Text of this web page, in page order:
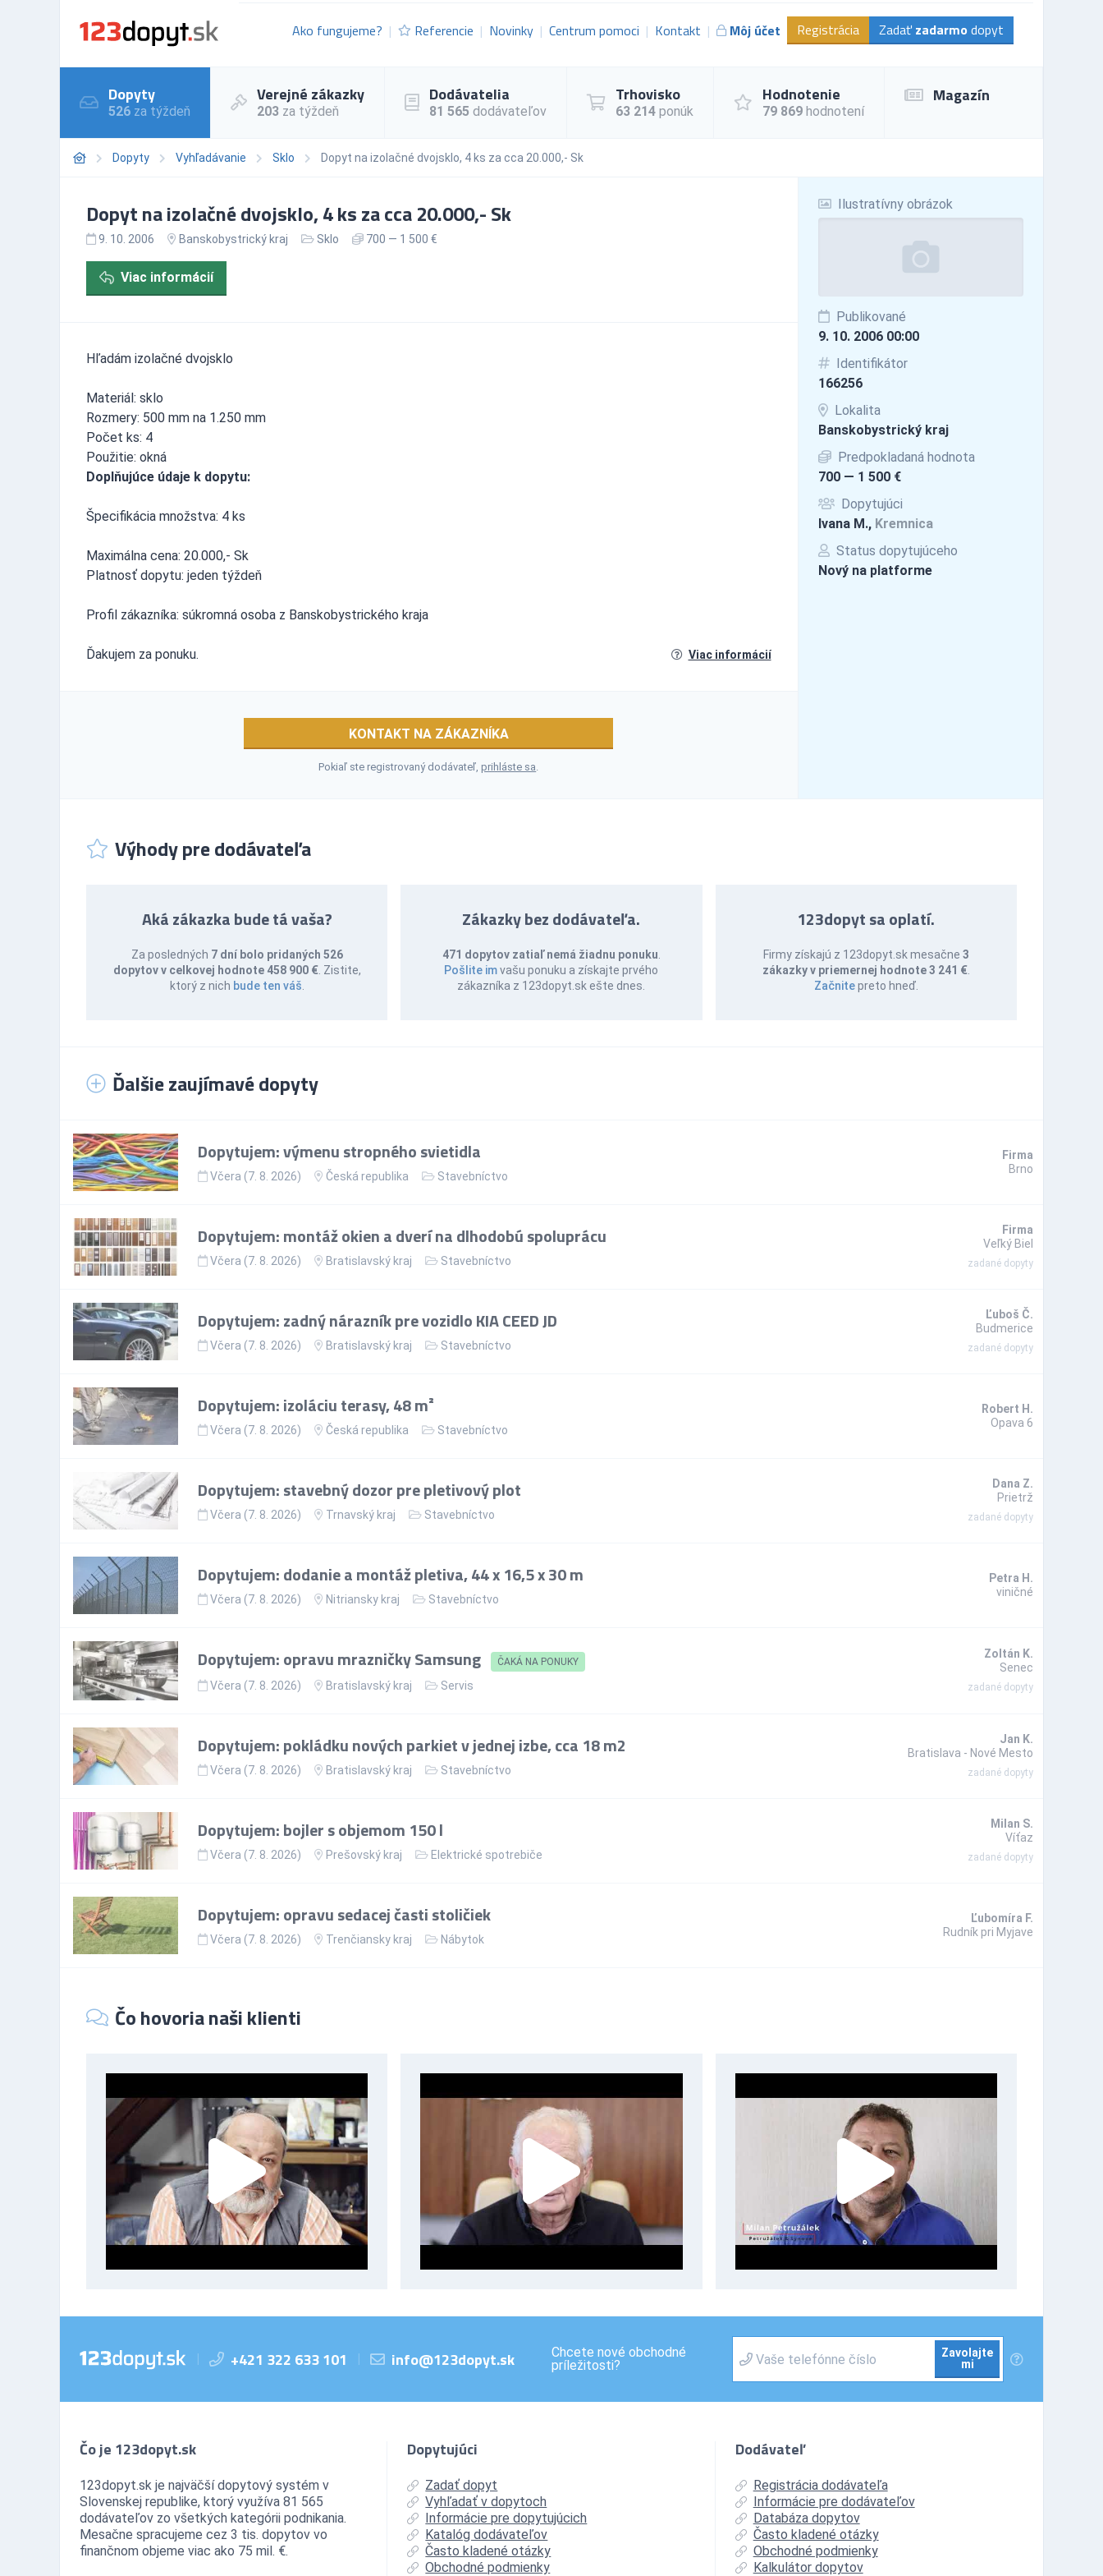
Ako fungujeme? Referencie Novinky Centrum pomoci Kontakt Môj účet Registrácia Zadať zadarmo dopyt
Dopyty
526 za týždeň
Verejné zákazky
203 za týždeň
Dodávatelia
81 565 dodávateľov
Trhovisko
63 214 ponúk
Hodnotenie
79 869 hodnotení
Magazín
Dopyty Vyhľadávanie Sklo Dopyt na izolačné dvojsklo, 4 ks za cca 20.000,- Sk
Ilustratívny obrázok
Publikované
9. 10. 2006 00:00
Identifikátor
166256
Lokalita
Banskobystrický kraj
Predpokladaná hodnota
700 — 1 500 €
Dopytujúci
Ivana M., Kremnica
Status dopytujúceho
Nový na platforme
Dopyt na izolačné dvojsklo, 4 ks za cca 20.000,- Sk
9. 10. 2006 Banskobystrický kraj Sklo 700 — 1 500 €
Viac informácií
Hľadám izolačné dvojsklo
Materiál: sklo
Rozmery: 500 mm na 1.250 mm
Počet ks: 4
Použitie: okná
Doplňujúce údaje k dopytu:
Špecifikácia množstva: 4 ks
Maximálna cena: 20.000,- Sk
Platnosť dopytu: jeden týždeň
Profil zákazníka: súkromná osoba z Banskobystrického kraja
Ďakujem za ponuku. Viac informácií
KONTAKT NA ZÁKAZNÍKA
Pokiaľ ste registrovaný dodávateľ,prihláste sa
Výhody pre dodávateľa
Aká zákazka bude tá vaša?
Za posledných 7 dní bolo pridaných 526
dopytov v celkovej hodnote 458 900 €. Zistite,
ktorý z nich bude ten váš
Zákazky bez dodávateľa.
471 dopytov zatiaľ nemá žiadnu ponuku
Pošlite imvašu ponuku a získajte prvého
zákazníka z 123dopyt.sk ešte dnes.
123dopyt sa oplatí.
Firmy získajú z 123dopyt.sk mesačne 3
zákazky v priemernej hodnote 3 241 €.
Začnitepreto hneď.
Ďalšie zaujímavé dopyty
Dopytujem: výmenu stropného svietidla
Včera (7. 8. 2026) Česká republika Stavebníctvo
Firma
Brno
Dopytujem: montáž okien a dverí na dlhodobú spoluprácu
Včera (7. 8. 2026) Bratislavský kraj Stavebníctvo
Firma
Veľký Biel
zadané dopyty
Dopytujem: zadný nárazník pre vozidlo KIA CEED JD
Včera (7. 8. 2026) Bratislavský kraj Stavebníctvo
Ľuboš Č.
Budmerice
zadané dopyty
Dopytujem: izoláciu terasy, 48 m²
Včera (7. 8. 2026) Česká republika Stavebníctvo
Robert H.
Opava 6
Dopytujem: stavebný dozor pre pletivový plot
Včera (7. 8. 2026) Trnavský kraj Stavebníctvo
Dana Z.
Prietrž
zadané dopyty
Dopytujem: dodanie a montáž pletiva, 44 x 16,5 x 30 m
Včera (7. 8. 2026) Nitriansky kraj Stavebníctvo
Petra H.
viničné
Dopytujem: opravu mrazničky Samsung ČAKÁ NA PONUKY
Včera (7. 8. 2026) Bratislavský kraj Servis
Zoltán K.
Senec
zadané dopyty
Dopytujem: pokládku nových parkiet v jednej izbe, cca 18 m2
Včera (7. 8. 2026) Bratislavský kraj Stavebníctvo
Jan K.
Bratislava - Nové Mesto
zadané dopyty
Dopytujem: bojler s objemom 150 l
Včera (7. 8. 2026) Prešovský kraj Elektrické spotrebiče
Milan S.
Víťaz
zadané dopyty
Dopytujem: opravu sedacej časti stoličiek
Včera (7. 8. 2026) Trenčiansky kraj Nábytok
Ľubomíra F.
Rudník pri Myjave
Čo hovoria naši klienti
+421 322 633 101 info@123dopyt.sk
Chcete nové obchodné
príležitosti?
Zavolajte
mi
Čo je 123dopyt.sk
123dopyt.sk je najväčší dopytový systém v
Slovenskej republike, ktorý využíva 81 565
dodávateľov zo všetkých kategórii podnikania.
Mesačne spracujeme cez 3 tis. dopytov vo
finančnom objeme viac ako 75 mil. €.
Dopytujúci
Zadať dopyt
Vyhľadať v dopytoch
Informácie pre dopytujúcich
Katalóg dodávateľov
Často kladené otázky
Obchodné podmienky
Dodávateľ
Registrácia dodávateľa
Informácie pre dodávateľov
Databáza dopytov
Často kladené otázky
Obchodné podmienky
Kalkulátor dopytov